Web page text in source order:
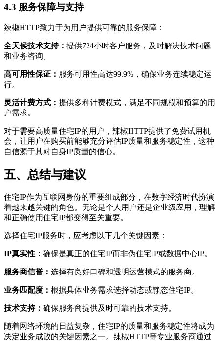
4.3 服务保障与支持
辣椒HTTP致力于为用户提供可靠的服务保障：
全天候技术支持： 提供724小时客户服务，及时解决技术问题
和业务咨询。
高可用性保证： 服务可用性高达99.9%，确保业务连续稳定运
行。
灵活计费方式： 提供多种计费模式，满足不同规模和预算的用
户需求。
对于需要高质量住宅IP的用户，辣椒HTTP提供了免费试用机
会，让用户在购买前能够充分评估IP质量和服务稳定性，这种
自信源于其对自身IP质量的信心。
五、总结与建议
住宅IP作为互联网身份的重要组成部分，在数字经济时代扮演
着越来越关键的角色。无论是个人用户还是企业级应用，理解
和正确使用住宅IP都变得至关重要。
选择住宅IP服务时，应考虑以下几个关键因素：
IP真实性： 确保是真正的住宅IP而非伪住宅IP或数据中心IP。
服务商信誉： 选择有良好口碑和透明运营模式的服务商。
业务匹配度： 根据具体业务需求选择动态或静态住宅IP。
技术支持： 确保服务商提供及时可靠的技术支持。
随着网络环境的日益复杂，住宅IP的质量和服务稳定性将成为
决定业务成败的关键因素之一。辣椒HTTP等专业服务商通过